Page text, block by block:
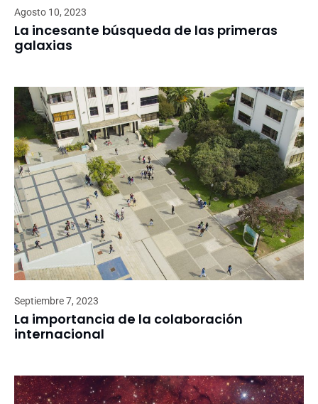
Agosto 10, 2023
La incesante búsqueda de las primeras
galaxias
Septiembre 7, 2023
La importancia de la colaboración
internacional